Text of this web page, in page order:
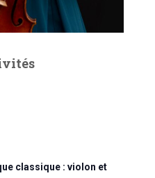
classique : violon et